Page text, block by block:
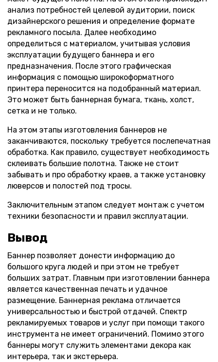
анализ потребностей целевой аудитории, поиск
дизайнерского решения и определение формате
рекламного посыла. Далее необходимо
определиться с материалом, учитывая условия
эксплуатации будущего баннера и его
предназначения. После этого графическая
информация с помощью широкоформатного
принтера переносится на подобранный материал.
Это может быть баннерная бумага, ткань, холст,
сетка и не только.
На этом этапы изготовления баннеров не
заканчиваются, поскольку требуется послепечатная
обработка. Как правило, существует необходимость
склеивать большие полотна. Также не стоит
забывать и про обработку краев, а также установку
люверсов и полостей под тросы.
Заключительным этапом следует монтаж с учетом
техники безопасности и правил эксплуатации.
Вывод
Баннер позволяет донести информацию до
большого круга людей и при этом не требует
больших затрат. Главным при изготовлении баннера
является качественная печать и удачное
размещение. Баннерная реклама отличается
универсальностью и быстрой отдачей. Спектр
рекламируемых товаров и услуг при помощи такого
инструмента не имеет ограничений. Помимо этого
баннеры могут служить элементами декора как
интерьера, так и экстерьера.